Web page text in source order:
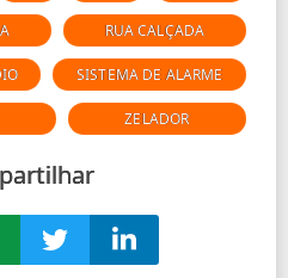
RUA CALÇADA
SISTEMA DE ALARME
ZELADOR